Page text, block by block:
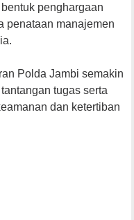
penghargaan
penataan manajemen
Polda Jambi semakin
tugas serta
dan ketertiban